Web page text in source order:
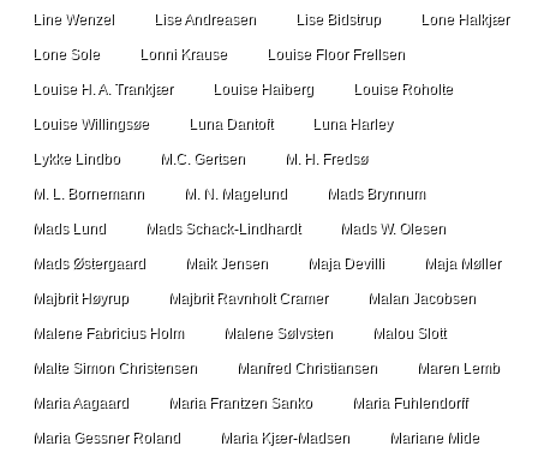
Line Wenzel Lise Andreasen Lise Bidstrup Lone Halkjær
Lone Sole Lonni Krause Louise Floor Frellsen
Louise H. A. Trankjær Louise Haiberg Louise Roholte
Louise Willingsøe Luna Dantoft Luna Harley
Lykke Lindbo M.C. Gertsen M. H. Fredsø
M. L. Bornemann M. N. Magelund Mads Brynnum
Mads Lund Mads Schack-Lindhardt Mads W. Olesen
Mads Østergaard Maik Jensen Maja Devilli Maja Møller
Majbrit Høyrup Majbrit Ravnholt Cramer Malan Jacobsen
Malene Fabricius Holm Malene Sølvsten Malou Slott
Malte Simon Christensen Manfred Christiansen Maren Lemb
Maria Aagaard Maria Frantzen Sanko Maria Fuhlendorff
Maria Gessner Roland Maria Kjær-Madsen Mariane Mide